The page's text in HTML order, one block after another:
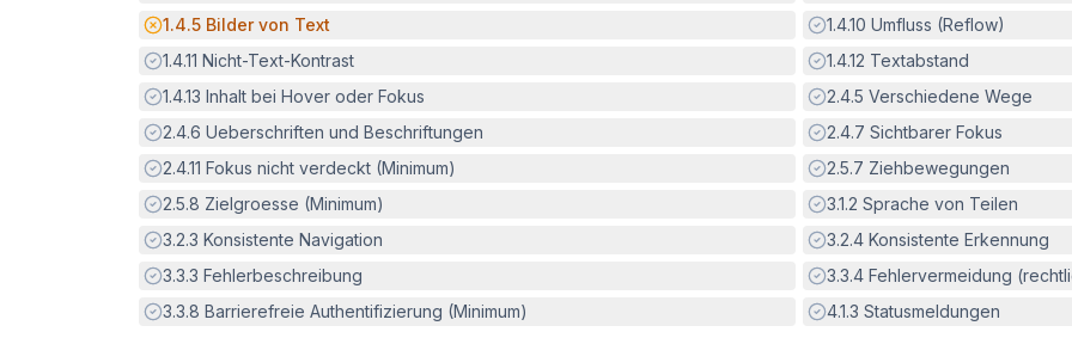
Potenzielle Barriere:
1.4.5 Bilder von Text Erfüllt:
1.4.10 Umfluss (Reflow)
Erfüllt:
1.4.11 Nicht-Text-Kontrast Erfüllt:
1.4.12 Textabstand
Erfüllt:
1.4.13 Inhalt bei Hover oder Fokus Erfüllt:
2.4.5 Verschiedene Wege
Erfüllt:
2.4.6 Ueberschriften und Beschriftungen Erfüllt:
2.4.7 Sichtbarer Fokus
Erfüllt:
2.4.11 Fokus nicht verdeckt (Minimum) Erfüllt:
2.5.7 Ziehbewegungen
Erfüllt:
2.5.8 Zielgroesse (Minimum) Erfüllt:
3.1.2 Sprache von Teilen
Erfüllt:
3.2.3 Konsistente Navigation Erfüllt:
3.2.4 Konsistente Erkennung
Erfüllt:
3.3.3 Fehlerbeschreibung Erfüllt:
3.3.4 Fehlervermeidung
Erfüllt:
3.3.8 Barrierefreie Authentifizierung (Minimum) Erfüllt:
4.1.3 Statusmeldungen